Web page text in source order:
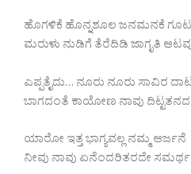
ಹೊಗಳಿಕೆ ಹೊನ್ನಶೂಲ ಜನಮನಕೆ
ಮರುಳು ನುಡಿಗೆ ತೆರೆದಿಡಿ ಜಾಗೃತಿ
ಎಪ್ಪತೈದು… ನೂರು ನೂರು ಸಾವಿರ
ಬಾಗದಂತೆ ಕಾಯೋಣ ನಾವು
ಯಾರೋ ಇತ್ತ ಭಾಗ್ಯವಲ್ಲ ನಮ್ಮ ಆರ್ಜನೆ
ನೀವು ನಾವು ಏನೆಂದರಿತರದೇ